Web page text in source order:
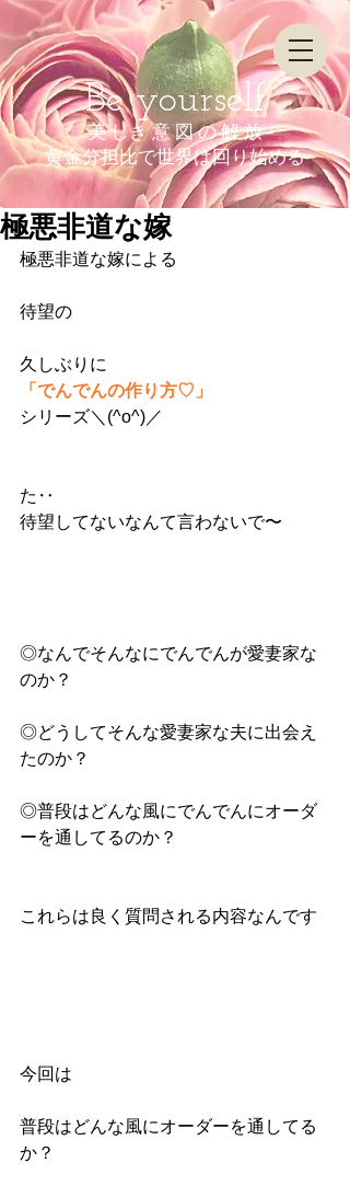
Be yourself
美 しき 意 図 の 解 放
​黄金分担比で世界は回り始める
極悪非道な嫁
極悪非道な嫁による
待望の
久しぶりに
「でんでんの作り方♡」
シリーズ＼(^o^)／
た‥
待望してないなんて言わないで〜
◎なんでそんなにでんでんが愛妻家な
のか？
◎どうしてそんな愛妻家な夫に出会え
たのか？
◎普段はどんな風にでんでんにオーダ
ーを通してるのか？
これらは良く質問される内容なんです
今回は
普段はどんな風にオーダーを通してる
か？